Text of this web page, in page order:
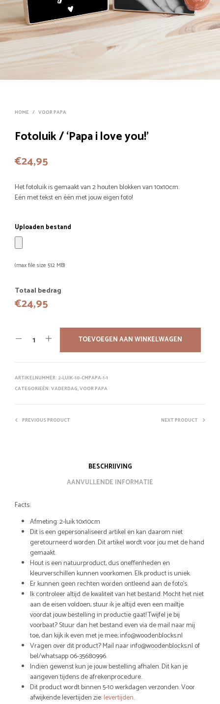
HOME / VOOR PAPA
Fotoluik / ‘Papa i love you!’
€24,95
Het fotoluik is gemaakt van 2 houten blokken van 10x10cm.
Eén met tekst en één met jouw eigen foto!
Uploaden bestand
(max file size 512 MB)
Totaal bedrag
€24,95
TOEVOEGEN AAN WINKELWAGEN
ARTIKELNUMMER: 2-LUIK-10-CMPAPA-1-1
CATEGORIEËN:VADERDAG,VOOR PAPA
PREVIOUS PRODUCT NEXT PRODUCT
BESCHRIJVING
AANVULLENDE INFORMATIE
Facts:
Afmeting: 2-luik 10x10cm
Dit is een gepersonaliseerd artikel en kan daarom niet
geretourneerd worden. Dit artikel wordt voor jou met de hand
gemaakt.
Hout is een natuurproduct, dus oneffenheden en
kleurverschillen kunnen voorkomen. Elk product is uniek.
Er kunnen geen rechten worden ontleend aan de foto’s.
Ik controleer altijd de kwaliteit van het bestand. Mocht het niet
aan de eisen voldoen, stuur ik je altijd even een mailtje
voordat jouw bestelling in productie gaat! Twijfel je bij
voorbaat? Stuur dan het bestand even via de mail naar mij
toe, dan kijk ik even met je mee; info@woodenblocks.nl
Vragen over dit product? Mail naar info@woodenblocks.nl of
bel/whatsapp 06-35680996.
Indien gewenst kun je jouw bestelling afhalen. Dit kan je
aangeven tijdens de afrekenprocedure.
Dit product wordt binnen 5-10 werkdagen verzonden. Voor
afwijkende levertijden zie:levertijden.